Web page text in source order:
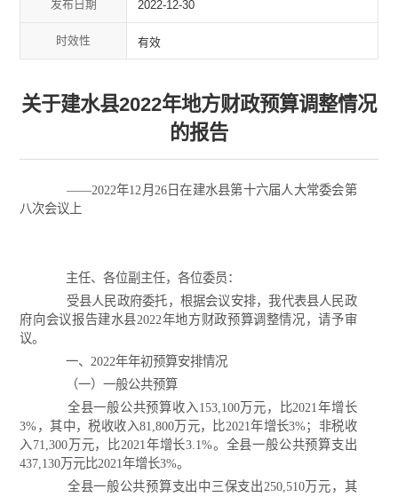
发布日期 2022-12-30
时效性 有效
关于建水县2022年地方财政预算调整情况
的报告
——2022年12月26日在建水县第十六届人大常委会第
八次会议上
主任、各位副主任，各位委员：
受县人民政府委托，根据会议安排，我代表县人民政
府向会议报告建水县2022年地方财政预算调整情况，请予审
议。
一、2022年年初预算安排情况
（一）一般公共预算
全县一般公共预算收入153,100万元，比2021年增长
3%，其中，税收收入81,800万元，比2021年增长3%；非税收
入71,300万元，比2021年增长3.1%。全县一般公共预算支出
437,130万元比2021年增长3%。
全县一般公共预算支出中三保支出250,510万元，其